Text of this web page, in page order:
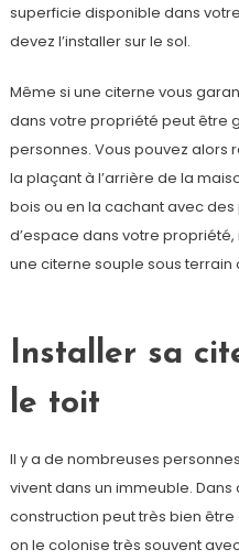
superficie disponible dans
devez l’installer sur le sol.
Même si une citerne vous
dans votre propriété peut être
personnes. Vous pouvez alors
la plaçant à l’arrière de la
bois ou en la cachant avec des
d’espace dans votre
une citerne souple sous terrain
Installer sa
le toit
Il y a de nombreuses
vivent dans un immeuble.
construction peut très bien
on le colonise très souvent